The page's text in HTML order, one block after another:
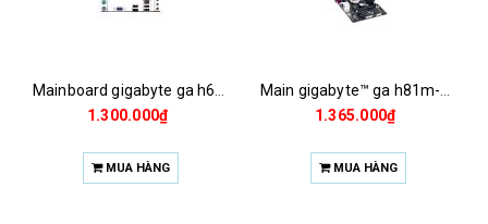
Main gigabyte™ ga h81m-ds2
1.365.000₫
MUA HÀNG
Main foxcon h61mxe
850.000₫
HẾT HÀNG